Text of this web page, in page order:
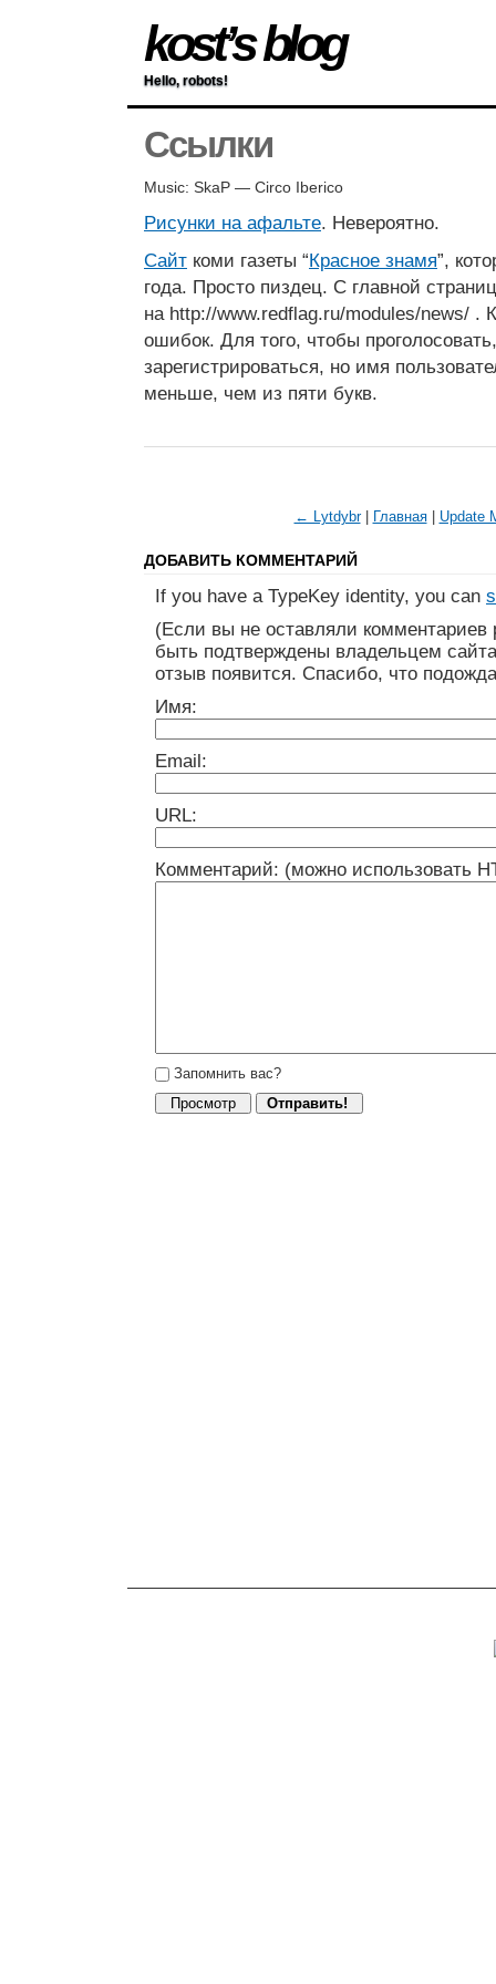
kost’s blog
Hello, robots!
Ссылки
Music: SkaP — Circo Iberico
Рисунки на афальте. Невероятно.
Сайт коми газеты “Красное знамя”,
года. Просто пиздец. С главной
на http://www.redflag.ru/modules/news/ .
ошибок. Для того, чтобы
зарегистрироваться, но имя
меньше, чем из пяти букв.
← Lytdybr| Главная| Update
ДОБАВИТЬ КОММЕНТАРИЙ
If you have a TypeKey identity, you can
(Если вы не оставляли
быть подтверждены владельцем
отзыв появится. Спасибо, что
Имя:
Email:
URL:
Комментарий: (можно использовать
Запомнить вас?